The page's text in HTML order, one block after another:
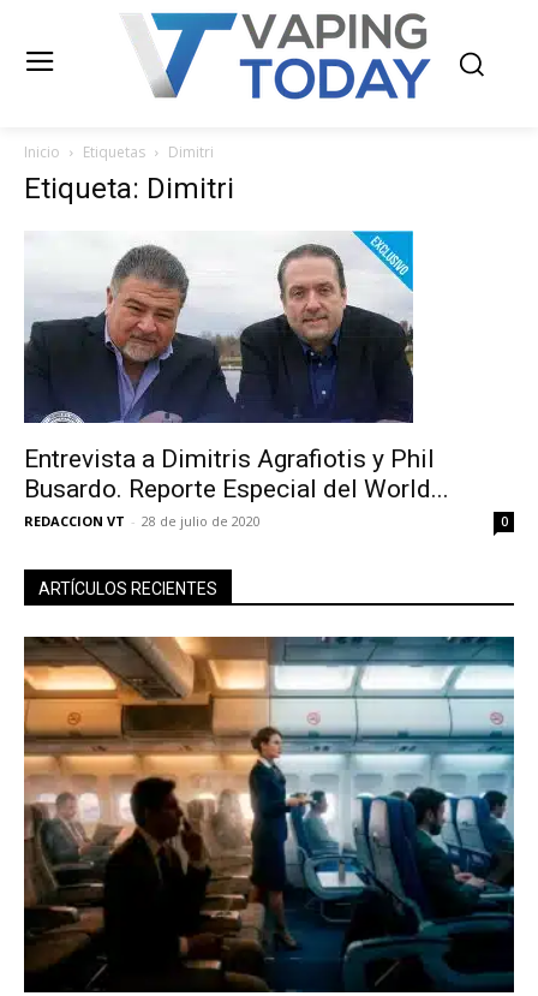
Inicio Etiquetas Dimitri
Etiqueta: Dimitri
Entrevista a Dimitris Agrafiotis y Phil
Busardo. Reporte Especial del World...
REDACCION VT - 28 de julio de 2020 0
ARTÍCULOS RECIENTES